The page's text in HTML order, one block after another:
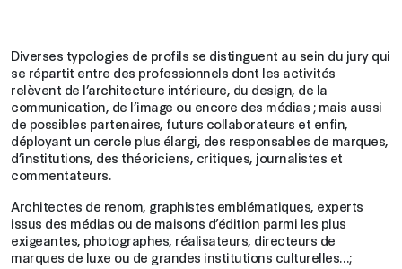
Diverses typologies de profils se distinguent au sein du jury qui
se répartit entre des professionnels dont les activités
relèvent de l’architecture intérieure, du design, de la
communication, de l’image ou encore des médias ; mais aussi
de possibles partenaires, futurs collaborateurs et enfin,
déployant un cercle plus élargi, des responsables de marques,
d’institutions, des théoriciens, critiques, journalistes et
commentateurs.
Architectes de renom, graphistes emblématiques, experts
issus des médias ou de maisons d’édition parmi les plus
exigeantes, photographes, réalisateurs, directeurs de
marques de luxe ou de grandes institutions culturelles…;